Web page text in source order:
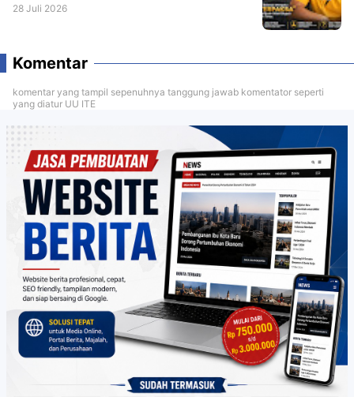
28 Juli 2026
Komentar
komentar yang tampil sepenuhnya tanggung jawab komentator seperti
yang diatur UU ITE